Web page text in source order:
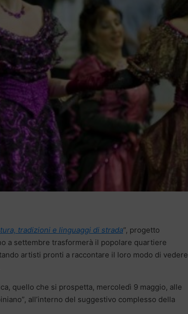
tradizioni e linguaggi di strada“, progetto
a settembre trasformerà il popolare quartiere
artisti pronti a raccontare il loro modo di vedere
quello che si prospetta, mercoledì 9 maggio, alle
all’interno del suggestivo complesso della